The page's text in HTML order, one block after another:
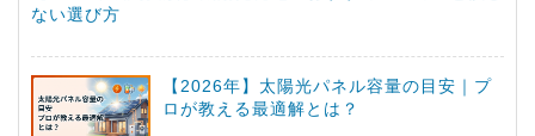
ない選び方
【2026年】太陽光パネル容量の目安｜プ
ロが教える最適解とは？